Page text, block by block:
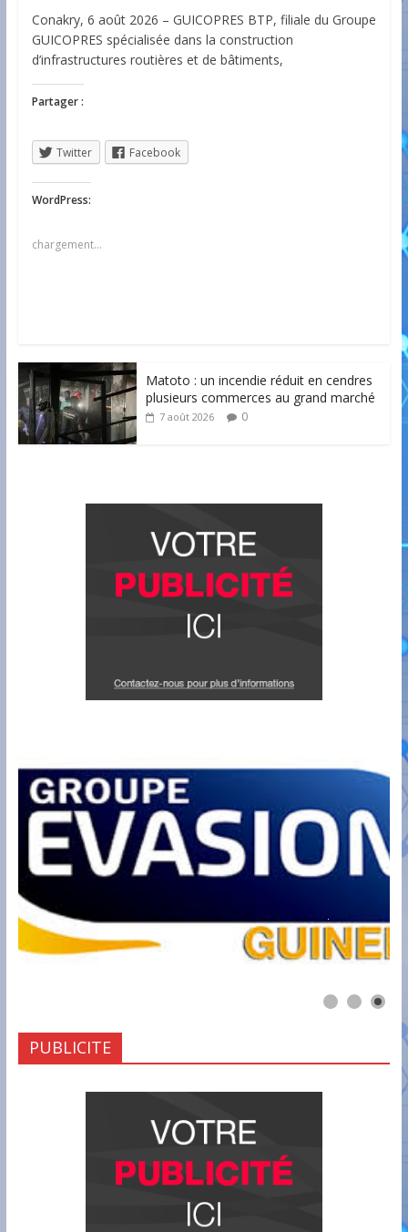
Conakry, 6 août 2026 – GUICOPRES BTP, filiale du Groupe
GUICOPRES spécialisée dans la construction
d’infrastructures routières et de bâtiments,
Partager :
Twitter Facebook
WordPress:
chargement…
Matoto : un incendie réduit en cendres
plusieurs commerces au grand marché
7 août 2026 0
PUBLICITE